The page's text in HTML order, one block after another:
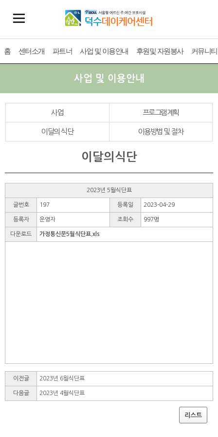
홈 센터소개 파트너 사업 및 이용안내 후원및 자원봉사 커뮤니티
사업 및 이용안내
사업 프로그램계획
이달의 식단 이용방법 및 절차
이달의식단
2023년 5월식단표
글번호 197 등록일 2023-04-29
등록자 운영자 조회수 997명
다운로드 가정통신문5월식단표.xls
이전글 2023년 6월식단표
다음글 2023년 4월식단표
리스트